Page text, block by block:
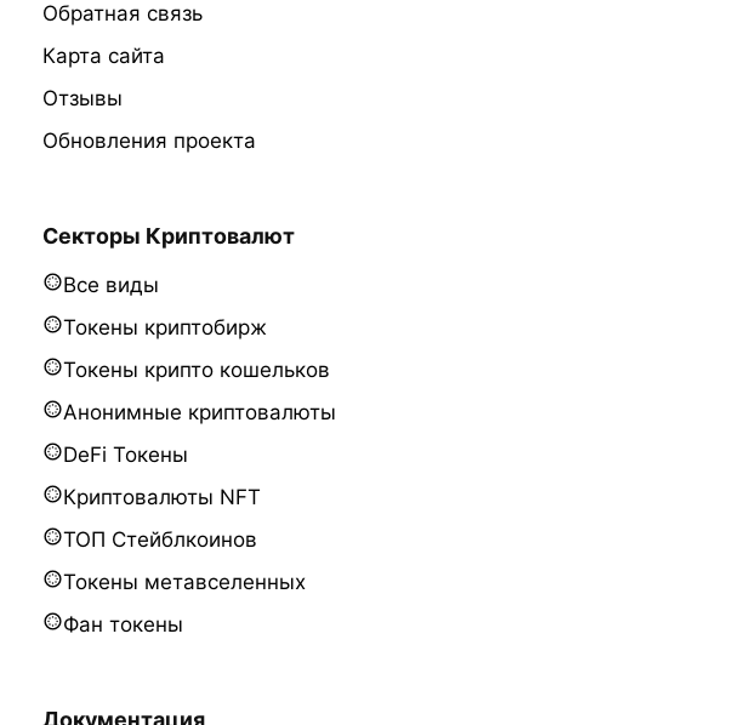
Обратная связь
Карта сайта
Отзывы
Обновления проекта
Секторы Криптовалют
Все виды
Токены криптобирж
Токены крипто кошельков
Анонимные криптовалюты
DeFi Токены
Криптовалюты NFT
ТОП Стейблкоинов
Токены метавселенных
Фан токены
Документация